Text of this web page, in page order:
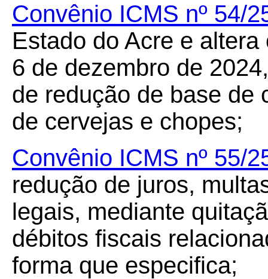
Convênio ICMS nº 54/
Estado do Acre e
6 de dezembro de
de redução de base de
de cervejas e chopes;
Convênio ICMS nº 55/
redução de juros,
legais, mediante
débitos fiscais
forma que especifica;